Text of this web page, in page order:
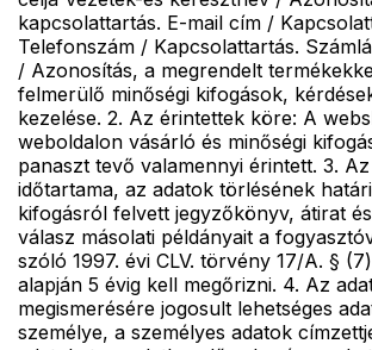
kapcsolattartás. E-mail cím /
Telefonszám / Kapcsolattartás.
/ Azonosítás, a megrendelt
felmerülő minőségi kifogások,
kezelése. 2. Az érintettek köre: A
weboldalon vásárló és minőségi
panaszt tevő valamennyi érintett. 3.
időtartama, az adatok törlésének
kifogásról felvett jegyzőkönyv, átirat
válasz másolati példányait a
szóló 1997. évi CLV. törvény 17/A. §
alapján 5 évig kell megőrizni. 4. Az
megismerésére jogosult lehetséges
személye, a személyes adatok